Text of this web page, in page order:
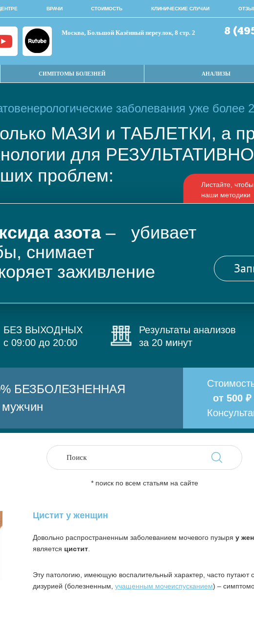
ВРАЧИ СТОИМОСТЬ КЛИНИЧЕСКИЕ СЛУЧАИ
Москва, Большой Казённый переулок, 8 стр. 2 8
СИМПТОМЫ БОЛЕЗНЕЙ АНАЛИЗЫ
заболевания уже более
МАЗИ и ТАБЛЕТКИ, а
для
проблем:
азота– убивает
снимает
заживление
БЕЗ ВЫХОДНЫХ
с 09:00 до 20:00
Результаты анализов
за 20 минут
БЕЗБОЛЕЗНЕННАЯ
мужчин
от 500
* поиск по всем статьям на сайте
Цистит у женщин
Довольно распространенным заболеванием мочевого пузыря у
является цистит
Эту патологию, имеющую воспалительный характер, часто путают с
дизурией (болезненным, учащенным мочеиспусканием) –